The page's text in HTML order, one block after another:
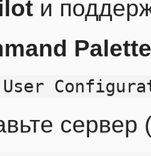
и
Palette
User
сервер